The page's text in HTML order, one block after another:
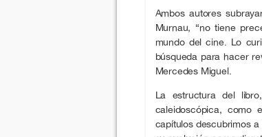
Ambos autores
Murnau, “no tiene
mundo del cine. Lo
búsqueda para hacer
Mercedes Miguel.
La estructura del
caleidoscópica, como
capítulos descubrimos